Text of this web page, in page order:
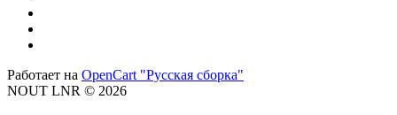
Работает на OpenCart "Русская сборка"
NOUT LNR © 2026